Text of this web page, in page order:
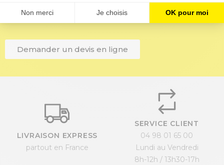
Demander un devis en ligne
LIVRAISON EXPRESS
partout en France
SERVICE CLIENT
04 98 01 65 00
Lundi au Vendredi
8h-12h / 13h30-17h